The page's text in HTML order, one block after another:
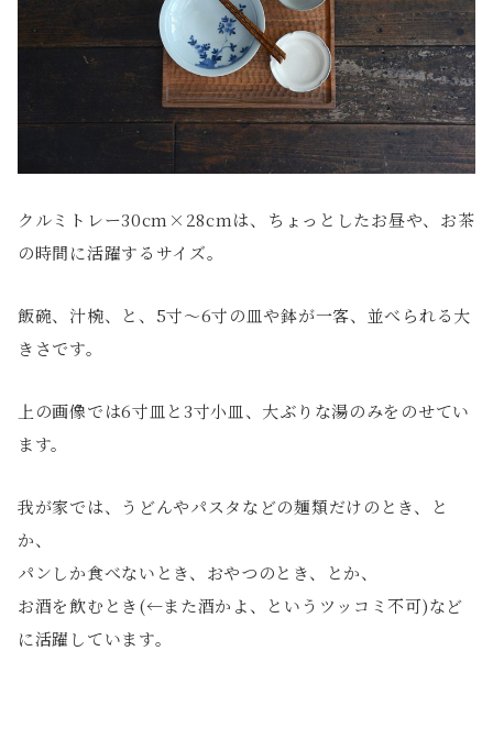
クルミトレー30cm×28cmは、ちょっとしたお昼や、お茶
の時間に活躍するサイズ。
飯碗、汁椀、と、5寸〜6寸の皿や鉢が一客、並べられる大
きさです。
上の画像では6寸皿と3寸小皿、大ぶりな湯のみをのせてい
ます。
我が家では、うどんやパスタなどの麺類だけのとき、と
か、
パンしか食べないとき、おやつのとき、とか、
お酒を飲むとき(←また酒かよ、というツッコミ不可)など
に活躍しています。